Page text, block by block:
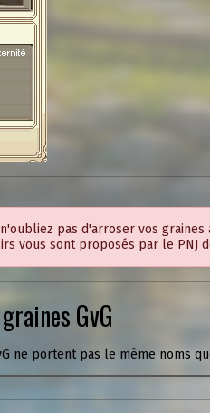
pas d'arroser vos
vous sont proposés par le PNJ
GvG
ne portent pas le même noms